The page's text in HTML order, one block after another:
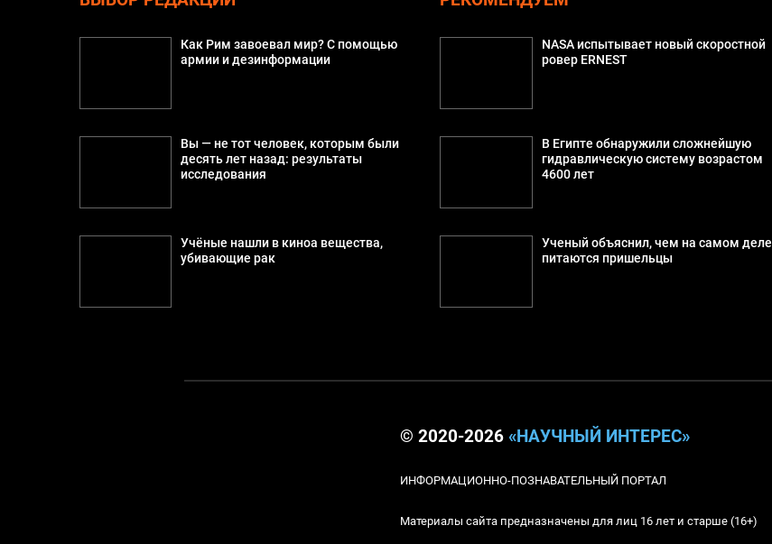
Как Рим завоевал мир? С помощью
армии и дезинформации
Вы — не тот человек, которым были
десять лет назад: результаты
исследования
Учёные нашли в киноа вещества,
убивающие рак
NASA испытывает новый скоростной
ровер ERNEST
В Египте обнаружили сложнейшую
гидравлическую систему возрастом
4600 лет
Ученый объяснил, чем на самом деле
питаются пришельцы
© 2020-2026 «НАУЧНЫЙ ИНТЕРЕС»
ИНФОРМАЦИОННО-ПОЗНАВАТЕЛЬНЫЙ ПОРТАЛ
Материалы сайта предназначены для лиц 16 лет и старше (16+)